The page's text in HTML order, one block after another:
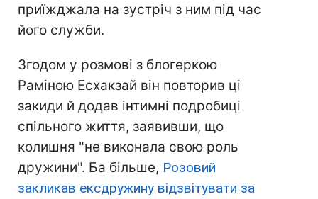
приїжджала на зустріч з ним під час
його служби.
Згодом у розмові з блогеркою
Раміною Есхакзай він повторив ці
закиди й додав інтимні подробиці
спільного життя, заявивши, що
колишня "не виконала свою роль
дружини". Ба більше, Розовий
закликав ексдружину відзвітувати за